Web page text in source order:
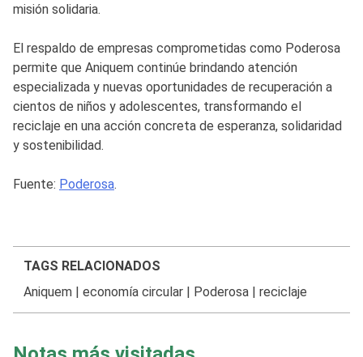
misión solidaria.
El respaldo de empresas comprometidas como Poderosa
permite que Aniquem continúe brindando atención
especializada y nuevas oportunidades de recuperación a
cientos de niños y adolescentes, transformando el
reciclaje en una acción concreta de esperanza, solidaridad
y sostenibilidad.
Fuente: Poderosa.
TAGS RELACIONADOS
Aniquem| economía circular| Poderosa| reciclaje